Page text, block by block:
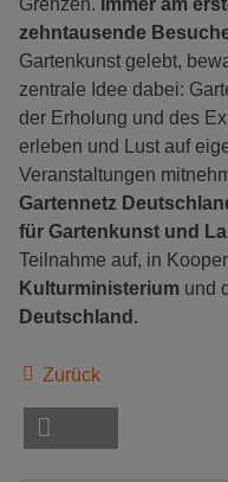
Grenzen. Immer am
zehntausende
Gartenkunst gelebt,
zentrale Idee dabei:
der Erholung und des
erleben und Lust auf
Veranstaltungen
Gartennetz
für Gartenkunst und
Teilnahme auf, in
Kulturministerium und
Deutschland.
Zurück